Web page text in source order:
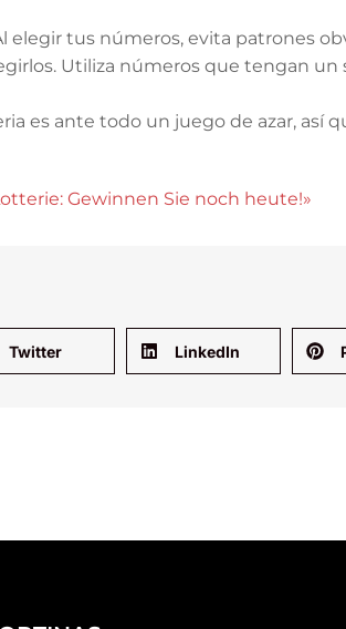
elegir tus números, evita patrones
Utiliza números que tengan un
es ante todo un juego de azar, así
Gewinnen Sie noch heute!»
Twitter LinkedIn